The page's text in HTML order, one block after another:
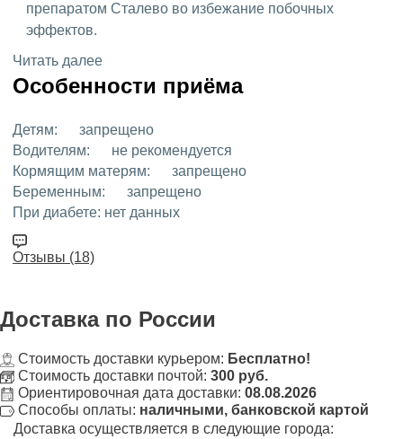
препаратом Сталево во избежание побочных
эффектов.
Читать далее
Особенности приёма
Детям:
запрещено
Водителям:
не рекомендуется
Кормящим матерям:
запрещено
Беременным:
запрещено
При диабете: нет данных
Отзывы (18)
Доставка по России
Стоимость доставки курьером: Бесплатно!
Стоимость доставки почтой: 300 руб.
Ориентировочная дата доставки: 08.08.2026
Способы оплаты: наличными, банковской картой
Доставка осуществляется в следующие города: